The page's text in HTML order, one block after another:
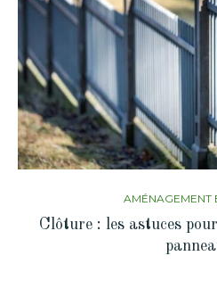
AMÉNAGEMENT
Clôture : les astuces